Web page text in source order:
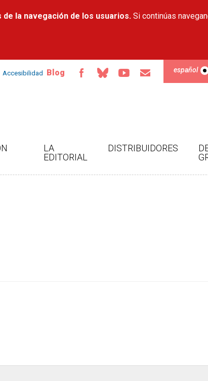
contenido
la navegación de los usuarios. Si continúas
Accesibilidad Blog español
LA
EDITORIAL
DISTRIBUIDORES